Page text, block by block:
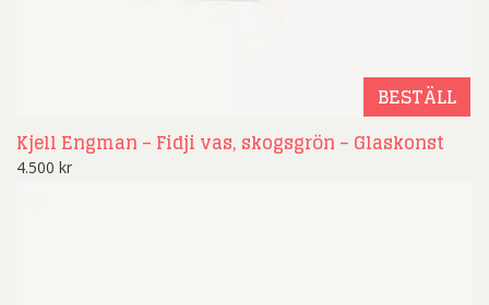
BESTÄLL
Kjell Engman – Fidji vas, skogsgrön – Glaskonst
4.500 kr